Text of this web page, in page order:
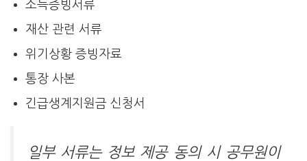
소득증빙서류
재산 관련 서류
위기상황 증빙자료
통장 사본
긴급생계지원금 신청서
일부 서류는 정보 제공 동의 시 공무원이